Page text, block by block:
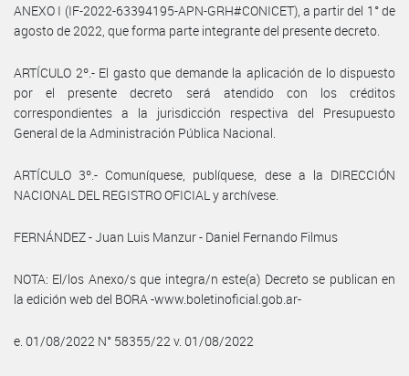
ANEXO I (IF-2022-63394195-APN-GRH#CONICET), a partir del 1° de
agosto de 2022, que forma parte integrante del presente decreto.
ARTÍCULO 2º.- El gasto que demande la aplicación de lo dispuesto
por el presente decreto será atendido con los créditos
correspondientes a la jurisdicción respectiva del Presupuesto
General de la Administración Pública Nacional.
ARTÍCULO 3º.- Comuníquese, publíquese, dese a la DIRECCIÓN
NACIONAL DEL REGISTRO OFICIAL y archívese.
FERNÁNDEZ - Juan Luis Manzur - Daniel Fernando Filmus
NOTA: El/los Anexo/s que integra/n este(a) Decreto se publican en
la edición web del BORA -www.boletinoficial.gob.ar-
e. 01/08/2022 N° 58355/22 v. 01/08/2022